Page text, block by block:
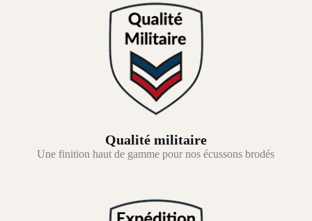
Qualité militaire
Une finition haut de gamme pour nos écussons brodés